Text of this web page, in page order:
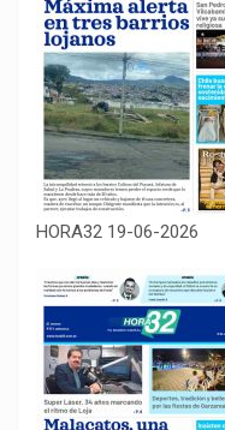
HORA32 19-06-2026